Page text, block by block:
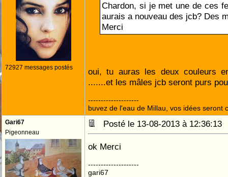
72927 messages postés
Chardon, si je met une de ces
aurais a nouveau des jcb? Des
Merci
oui, tu auras les deux couleurs
.......et les mâles jcb seront purs
--------------------
buvez de l'eau de Millau, vos idées seront
Gari67
Pigeonneau
Posté le 13-08-2013 à
ok Merci
--------------------
gari67